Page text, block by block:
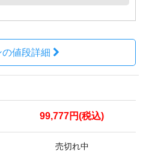
値段詳細
99,777円(税込)
売切れ中